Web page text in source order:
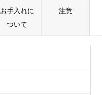
お手入れに
ついて
注意